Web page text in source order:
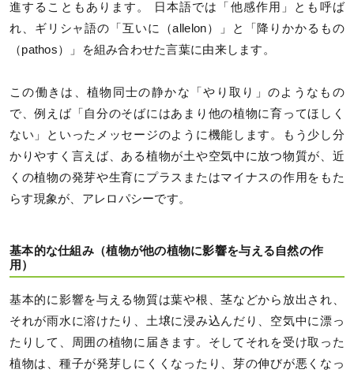
進することもあります。 日本語では「他感作用」とも呼ば
れ、ギリシャ語の「互いに（allelon）」と「降りかかるもの
（pathos）」を組み合わせた言葉に由来します。
この働きは、植物同士の静かな「やり取り」のようなもの
で、例えば「自分のそばにはあまり他の植物に育ってほしく
ない」といったメッセージのように機能します。もう少し分
かりやすく言えば、ある植物が土や空気中に放つ物質が、近
くの植物の発芽や生育にプラスまたはマイナスの作用をもた
らす現象が、アレロパシーです。
基本的な仕組み（植物が他の植物に影響を与える自然の作
用）
基本的に影響を与える物質は葉や根、茎などから放出され、
それが雨水に溶けたり、土壌に浸み込んだり、空気中に漂っ
たりして、周囲の植物に届きます。そしてそれを受け取った
植物は、種子が発芽しにくくなったり、芽の伸びが悪くなっ